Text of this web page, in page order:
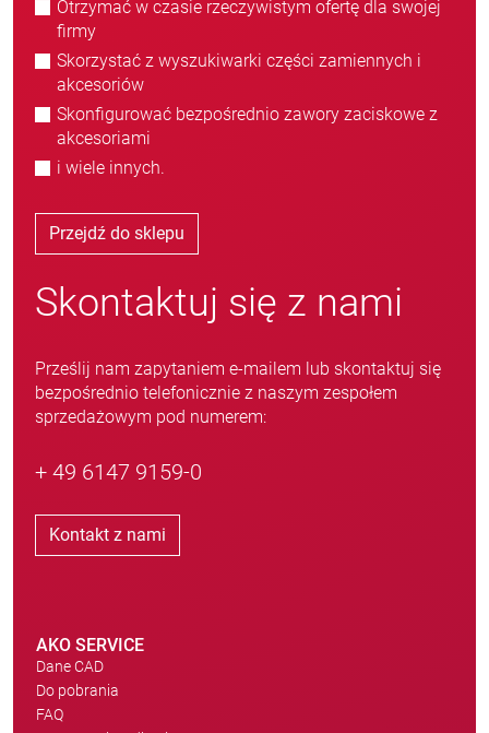
Otrzymać w czasie rzeczywistym ofertę dla swojej
firmy
Skorzystać z wyszukiwarki części zamiennych i
akcesoriów
Skonfigurować bezpośrednio zawory zaciskowe z
akcesoriami
i wiele innych.
Przejdź do sklepu
Skontaktuj się z nami
Prześlij nam zapytaniem e-mailem lub skontaktuj się
bezpośrednio telefonicznie z naszym zespołem
sprzedażowym pod numerem:
+ 49 6147 9159-0
Kontakt z nami
AKO SERVICE
Dane CAD
Do pobrania
FAQ